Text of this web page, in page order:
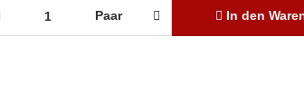
Paar In den